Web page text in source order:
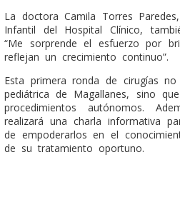
La doctora Camila Torres
Infantil del Hospital Clínico,
“Me sorprende el esfuerzo por
reflejan un crecimiento continuo”.
Esta primera ronda de cirugías
pediátrica de Magallanes, sino
procedimientos autónomos.
realizará una charla informativa
de empoderarlos en el
de su tratamiento oportuno.